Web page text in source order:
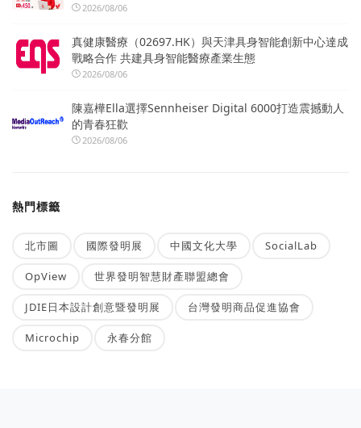
2026/08/06
真健康醫療（02697.HK）與天津具身智能創新中心達成
戰略合作 共建具身智能醫療產業生態
2026/08/06
陳嘉樺Ella選擇Sennheiser Digital 6000打造震撼動人
的青春狂歡
2026/08/06
熱門標籤
北市圖 國際發明展 中國文化大學 SocialLab
OpView 世界發明智慧財產聯盟總會
JDIE日本設計創意暨發明展 台灣發明商品促進協會
Microchip 永春分館